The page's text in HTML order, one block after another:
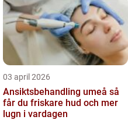
03 april 2026
Ansiktsbehandling umeå så
får du friskare hud och mer
lugn i vardagen